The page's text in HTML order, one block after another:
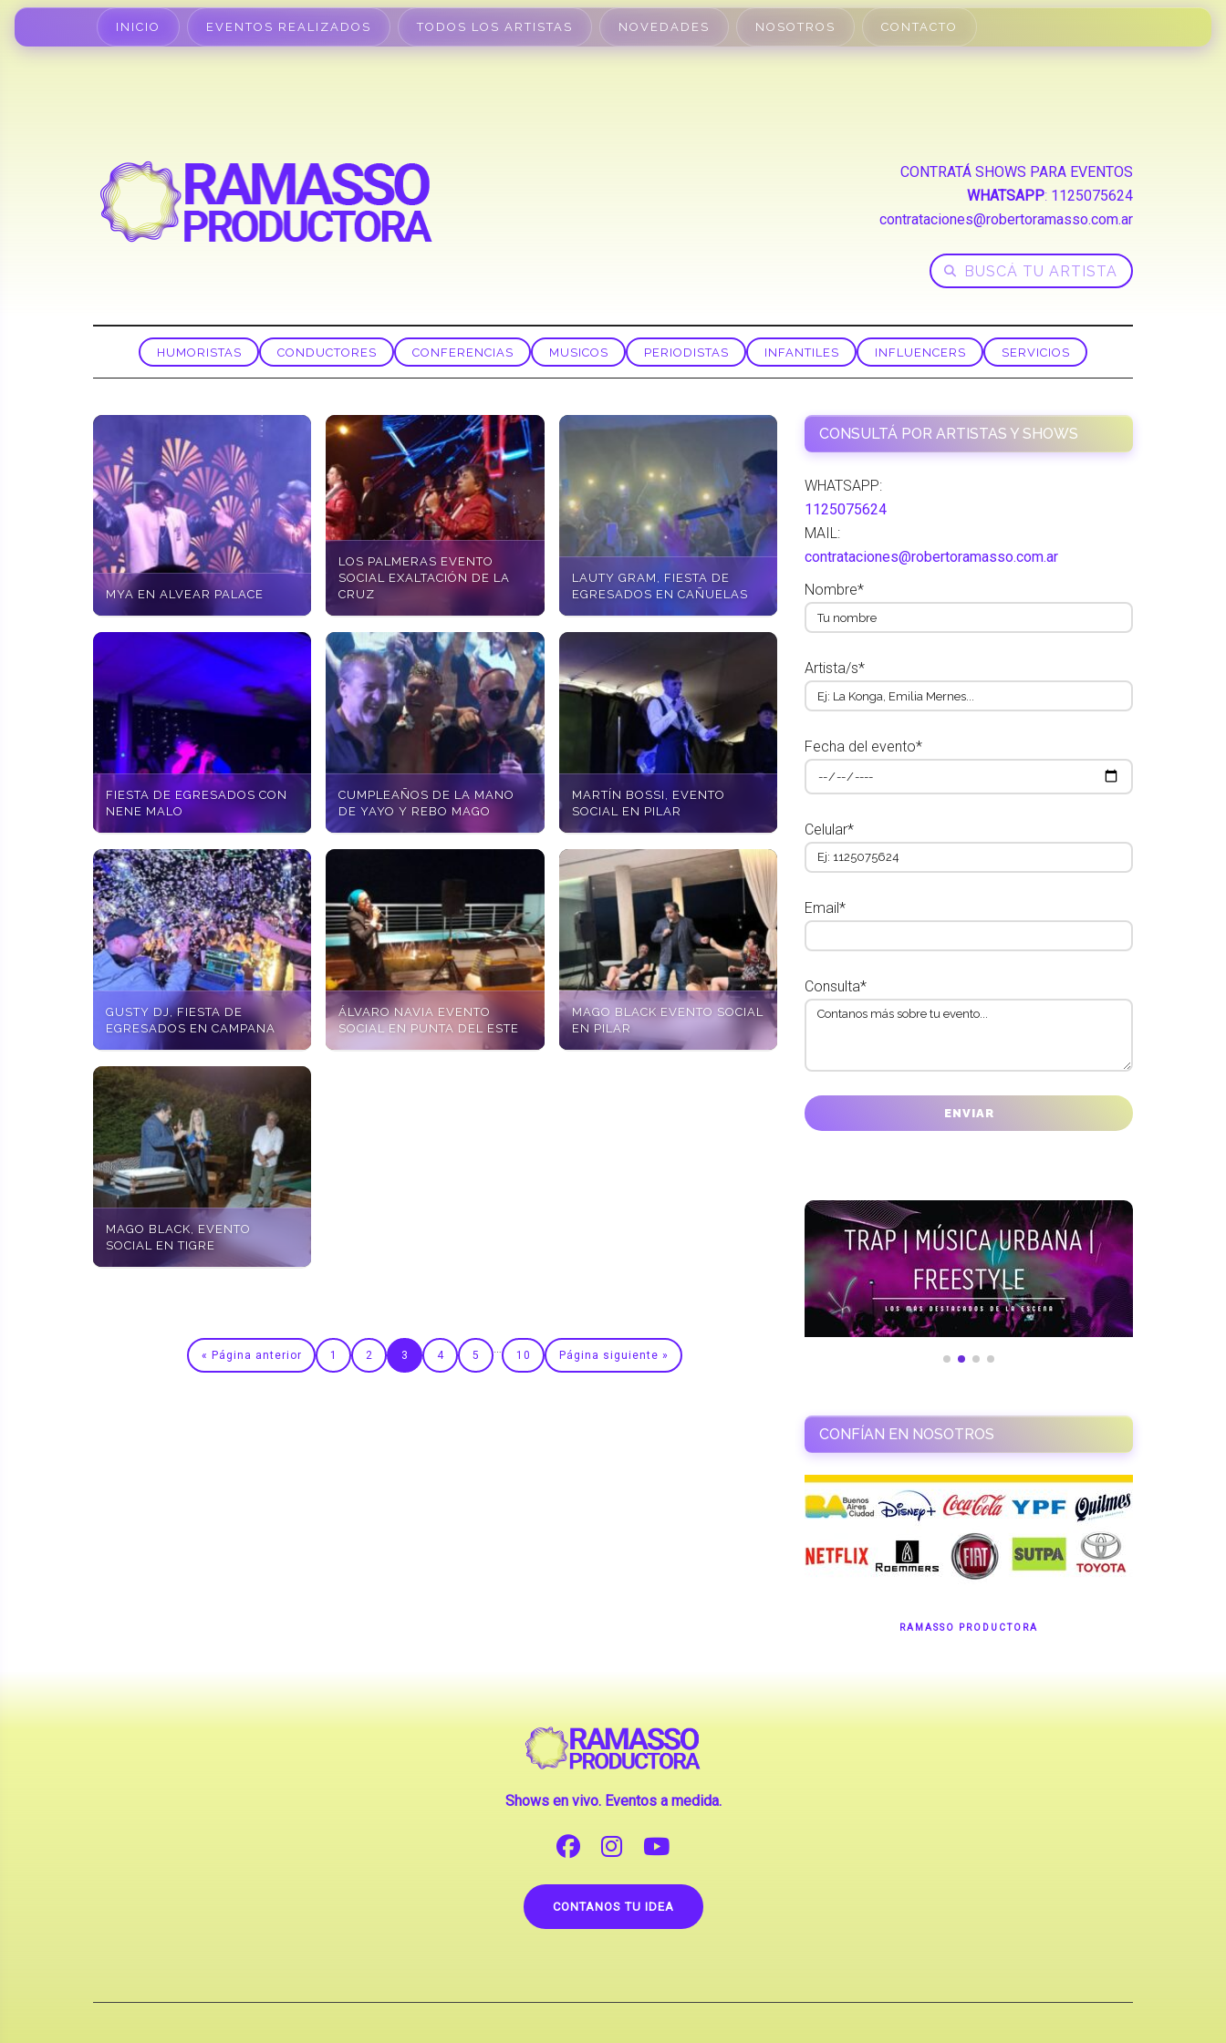
INICIO EVENTOS REALIZADOS TODOS LOS ARTISTAS NOVEDADES NOSOTROS CONTACTO
CONTRATÁ SHOWS PARA EVENTOS
WHATSAPP: 1125075624
contrataciones@robertoramasso.com.ar
HUMORISTAS CONDUCTORES CONFERENCIAS MUSICOS PERIODISTAS INFANTILES INFLUENCERS SERVICIOS
MYA EN ALVEAR PALACE
LOS PALMERAS EVENTO
SOCIAL EXALTACIÓN DE LA
CRUZ
LAUTY GRAM, FIESTA DE
EGRESADOS EN CAÑUELAS
FIESTA DE EGRESADOS CON
NENE MALO
CUMPLEAÑOS DE LA MANO
DE YAYO Y REBO MAGO
MARTÍN BOSSI, EVENTO
SOCIAL EN PILAR
GUSTY DJ, FIESTA DE
EGRESADOS EN CAMPANA
ÁLVARO NAVIA EVENTO
SOCIAL EN PUNTA DEL ESTE
MAGO BLACK EVENTO SOCIAL
EN PILAR
MAGO BLACK, EVENTO
SOCIAL EN TIGRE
« Página anterior 1 2 3 4 5 … 10 Página siguiente »
CONSULTÁ POR ARTISTAS Y SHOWS
WHATSAPP:
1125075624
MAIL:
contrataciones@robertoramasso.com.ar
Nombre*
Artista/s*
Fecha del evento*
Celular*
Email*
Consulta*
CONFÍAN EN NOSOTROS
RAMASSO PRODUCTORA
Shows en vivo. Eventos a medida.
CONTANOS TU IDEA